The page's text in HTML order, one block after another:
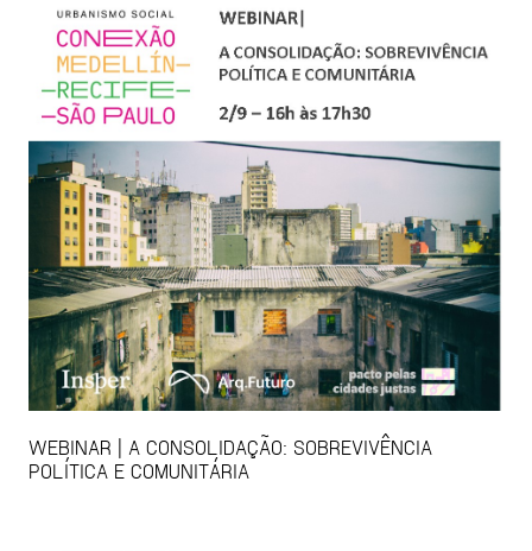
WEBINAR | A CONSOLIDAÇÃO: SOBREVIVÊNCIA
POLÍTICA E COMUNITÁRIA